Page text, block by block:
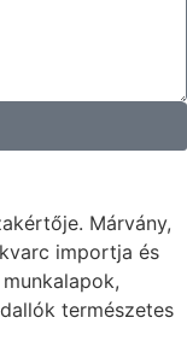
Márvány,
importja és
természetes